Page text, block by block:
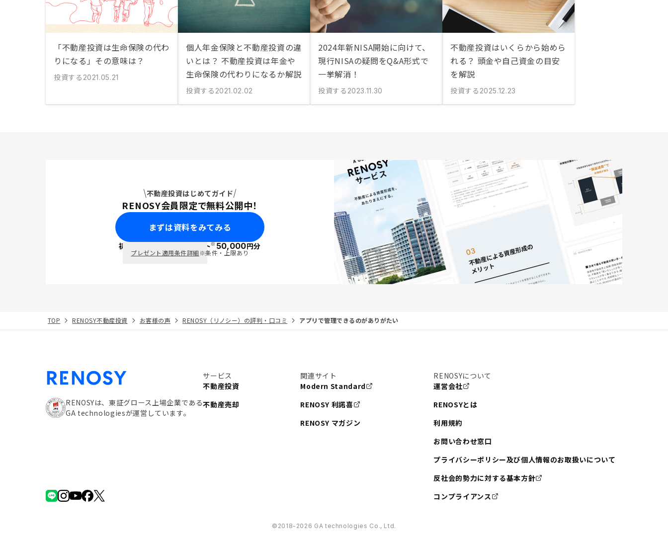
「不動産投資は生命保険の代わ
りになる」その意味は？
投資する 2021.05.21
個人年金保険と不動産投資の違
いとは？ 不動産投資は年金や
生命保険の代わりになるか解説
投資する 2021.02.02
2024年新NISA開始に向けて、
現行NISAの疑問をQ&A形式で
一挙解消！
投資する 2023.11.30
不動産投資はいくらから始めら
れる？ 頭金や自己資金の目安
を解説
投資する 2025.12.23
不動産投資はじめてガイド
RENOSY会員限定で無料公開中！
まずは資料をみてみる
初回面談で ポイント※50,000円分
プレゼント適用条件詳細※条件・上限あり
TOP RENOSY不動産投資 お客様の声 RENOSY（リノシー）の評判・口コミ アプリで管理できるのがありがたい
RENOSYは、東証グロース上場企業である
GA technologiesが運営しています。
サービス
不動産投資
不動産売却
関連サイト
Modern Standard
RENOSY 利諾喜
RENOSY マガジン
RENOSYについて
運営会社
RENOSYとは
利用規約
お問い合わせ窓口
プライバシーポリシー及び個人情報のお取扱いについて
反社会的勢力に対する基本方針
コンプライアンス
©︎2018-2026 GA technologies Co., Ltd.